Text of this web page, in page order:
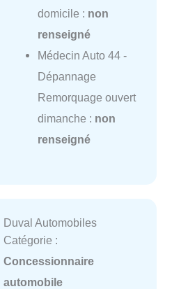
domicile : non
renseigné
Médecin Auto 44 -
Dépannage
Remorquage ouvert
dimanche : non
renseigné
Duval Automobiles
Catégorie :
Concessionnaire
automobile